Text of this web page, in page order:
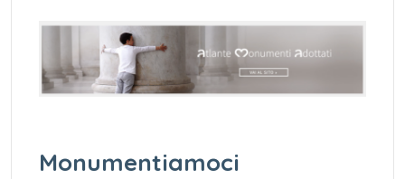
Monumentiamoci